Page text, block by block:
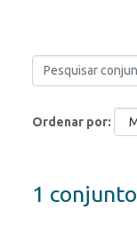
Ordenar por
1